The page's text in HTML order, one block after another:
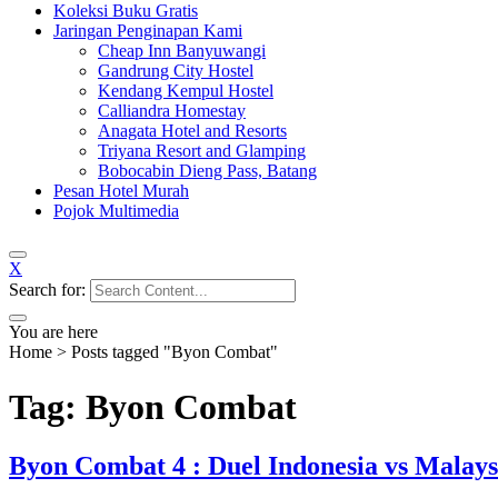
Koleksi Buku Gratis
Jaringan Penginapan Kami
Cheap Inn Banyuwangi
Gandrung City Hostel
Kendang Kempul Hostel
Calliandra Homestay
Anagata Hotel and Resorts
Triyana Resort and Glamping
Bobocabin Dieng Pass, Batang
Pesan Hotel Murah
Pojok Multimedia
X
Search for:
You are here
Home > Posts tagged "Byon Combat"
Tag: Byon Combat
Byon Combat 4 : Duel Indonesia vs